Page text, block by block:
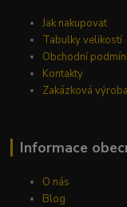
Jak nakupovat
Tabulky velikostí
Obchodní
Kontakty
Zakázková výroba
Informace
O nás
Blog